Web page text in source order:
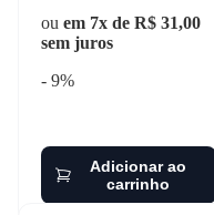
ou em 7x de R$ 31,00
sem juros
- 9%
Adicionar ao
carrinho